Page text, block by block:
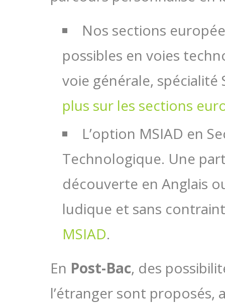
Nos sections
possibles en voies
voie générale, spécialité
plus sur les sections
L’option MSIAD en
Technologique. Une
découverte en Anglais
ludique et sans
MSIAD.
En Post-Bac, des
l’étranger sont proposés,